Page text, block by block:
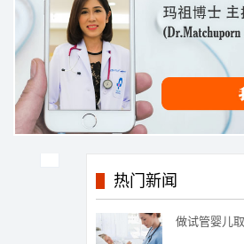
热门新闻
做试管婴儿